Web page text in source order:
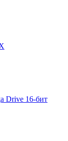
Drive 16-бит